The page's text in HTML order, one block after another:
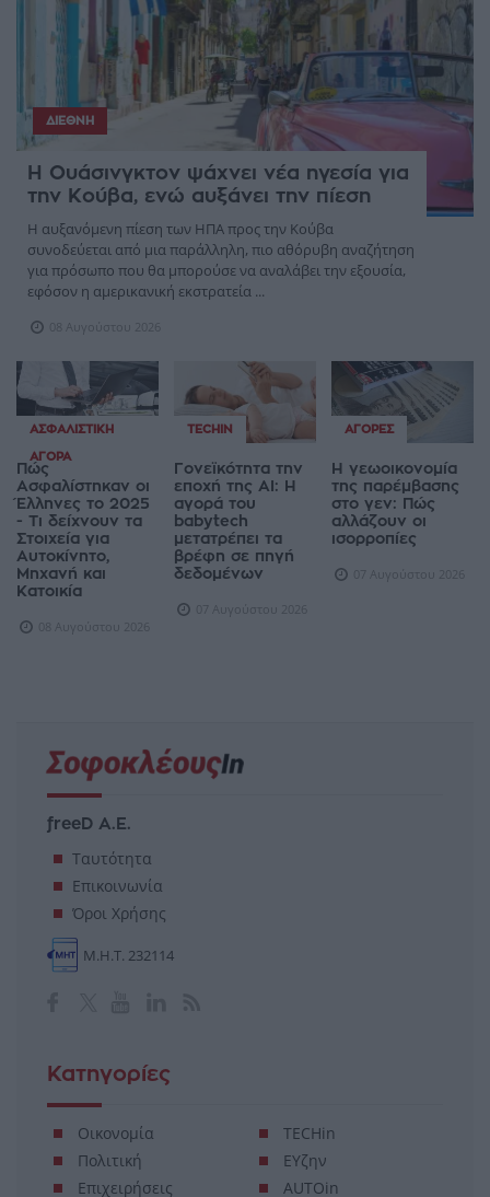
ΔΙΕΘΝΉ
Η Ουάσινγκτον ψάχνει νέα ηγεσία για
την Κούβα, ενώ αυξάνει την πίεση
Η αυξανόμενη πίεση των ΗΠΑ προς την Κούβα
συνοδεύεται από μια παράλληλη, πιο αθόρυβη αναζήτηση
για πρόσωπο που θα μπορούσε να αναλάβει την εξουσία,
εφόσον η αμερικανική εκστρατεία ...
08 Αυγούστου 2026
ΑΣΦΑΛΙΣΤΙΚΉ
ΑΓΟΡΆ
Πώς
Ασφαλίστηκαν οι
Έλληνες το 2025
- Τι δείχνουν τα
Στοιχεία για
Αυτοκίνητο,
Μηχανή και
Κατοικία
08 Αυγούστου 2026
TECHIN
Γονεϊκότητα την
εποχή της AI: Η
αγορά του
babytech
μετατρέπει τα
βρέφη σε πηγή
δεδομένων
07 Αυγούστου 2026
ΑΓΟΡΈΣ
Η γεωοικονομία
της παρέμβασης
στο γεν: Πώς
αλλάζουν οι
ισορροπίες
07 Αυγούστου 2026
freeD Α.Ε.
Ταυτότητα
Επικοινωνία
Όροι Χρήσης
Μ.Η.Τ. 232114
Κατηγορίες
Οικονομία
Πολιτική
Επιχειρήσεις
TECHin
ΕΥζην
AUTOin